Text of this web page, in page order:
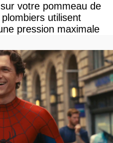
votre pommeau de
utilisent
pression maximale